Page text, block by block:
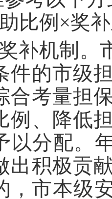
比例×奖
补机制。
件的市级
合考量担
例、降低
以分配。
出积极贡
，市本级